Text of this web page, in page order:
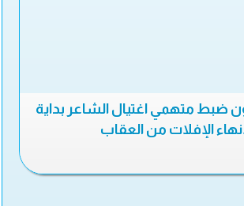
ضبط متهمي اغتيال الشاعر بداية
الإفلات من العقاب